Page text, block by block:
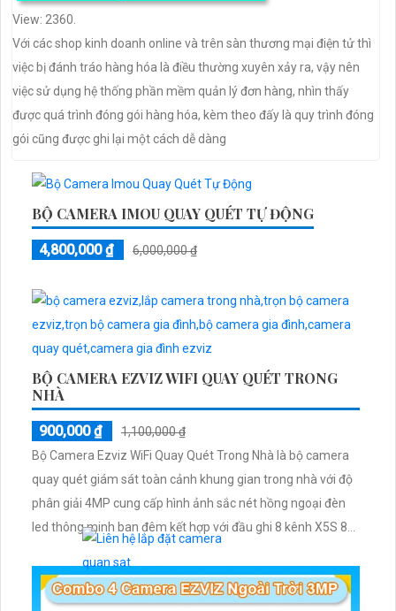
View: 2360.
Với các shop kinh doanh online và trên sàn thương mại điện tử thì
việc bị đánh tráo hàng hóa là điều thường xuyên xảy ra, vậy nên
việc sử dụng hệ thống phần mềm quản lý đơn hàng, nhìn thấy
được quá trình đóng gói hàng hóa, kèm theo đấy là quy trình đóng
gói cũng được ghi lại một cách dễ dàng
BỘ CAMERA IMOU QUAY QUÉT TỰ ĐỘNG
4,800,000 ₫ 6,000,000 ₫
BỘ CAMERA EZVIZ WIFI QUAY QUÉT TRONG
NHÀ
900,000 ₫
1,100,000 ₫
Bộ Camera Ezviz WiFi Quay Quét Trong Nhà là bộ camera
quay quét giám sát toàn cảnh khung gian trong nhà với độ
phân giải 4MP cung cấp hình ảnh sắc nét hồng ngoại đèn
led thông minh ban đêm kết hợp với đầu ghi 8 kênh X5S 8W